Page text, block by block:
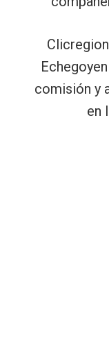
comisión y
en